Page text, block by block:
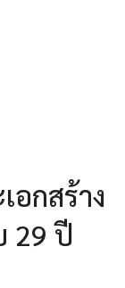
อกสร้าง
29 ปี